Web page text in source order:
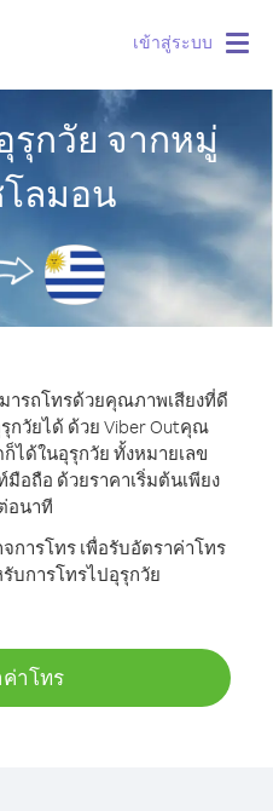
เข้าสู่ระบบ
รุกวัย จากหมู่
โลมอน
รถโทรด้วยคุณภาพเสียงที่ดี
กวัยได้ ด้วย Viber Outคุณ
ได้ในอุรุกวัย ทั้งหมายเลข
อถือ ด้วยราคาเริ่มต้นเพียง
อนาที
การโทร เพื่อรับอัตราค่าโทร
บการโทรไปอุรุกวัย
าโทร